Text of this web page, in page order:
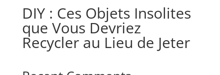
DIY : Ces Objets Insolites
que Vous Devriez
Recycler au Lieu de Jeter